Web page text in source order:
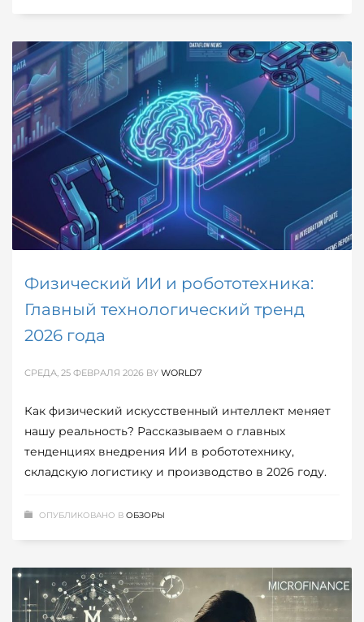
Физический ИИ и робототехника:
Главный технологический тренд
2026 года
СРЕДА, 25 ФЕВРАЛЯ 2026 BY WORLD7
Как физический искусственный интеллект меняет
нашу реальность? Рассказываем о главных
тенденциях внедрения ИИ в робототехнику,
складскую логистику и производство в 2026 году.
ОПУБЛИКОВАНО В ОБЗОРЫ